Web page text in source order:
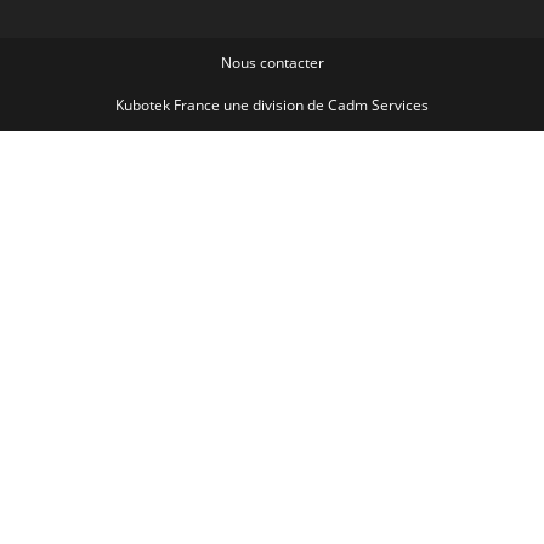
Nous contacter
Kubotek France une division de Cadm Services